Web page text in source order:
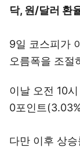
닥, 원/달러 환
9일 코스피가
오름폭을 조절
이날 오전 10
0포인트
다만 이후 상